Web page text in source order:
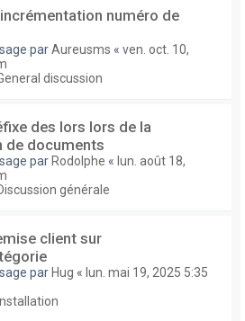
numéro de
parAureusms « ven. oct. 10,
discussion
des lors lors de la
de documents
par Rodolphe « lun. août 18,
générale
client sur
par Hug « lun. mai 19, 2025 5:35
Installation